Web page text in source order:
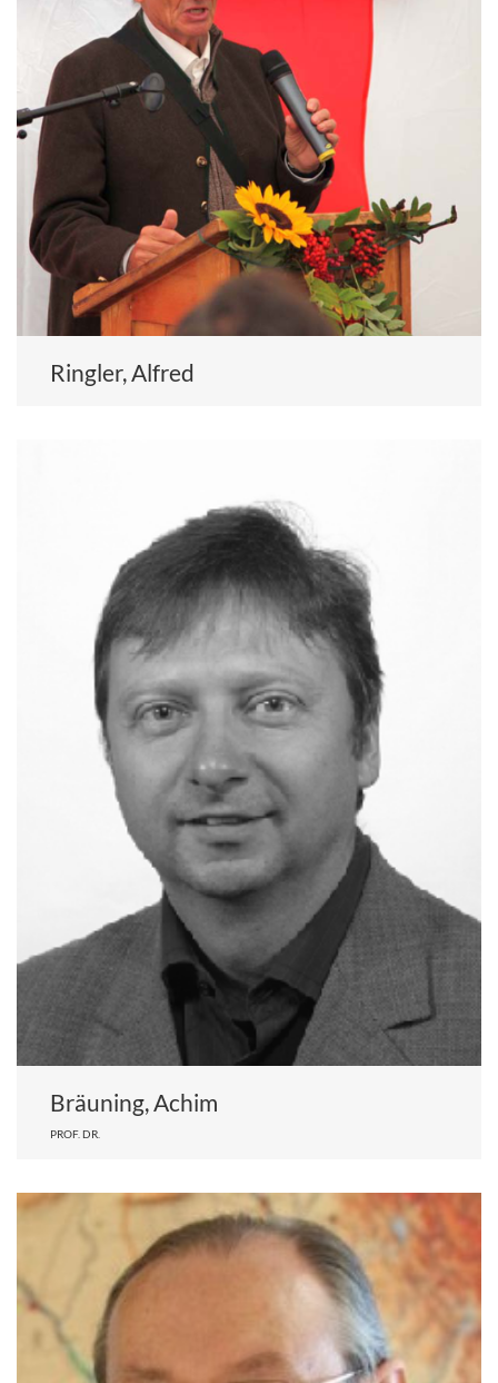
Ringler, Alfred
Bräuning, Achim
PROF. DR.